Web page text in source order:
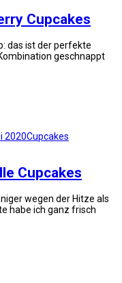
Cupcakes
das ist der perfekte
geschnappt
2020Cupcakes
Cupcakes
wegen der Hitze als
habe ich ganz frisch